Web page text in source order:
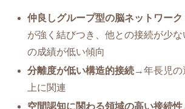
仲良しグループ型の脳ネットワーク
が強く結びつき、他との接続が少
の成績が低い傾向
分離度が低い構造的接続→年長児の
上に関連
空間認知に関わる領域の高い接続性